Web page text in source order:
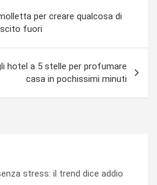
per creare qualcosa di
fuori
hotel a 5 stelle per profumare
casa in pochissimi minuti
stress: il trend dice addio